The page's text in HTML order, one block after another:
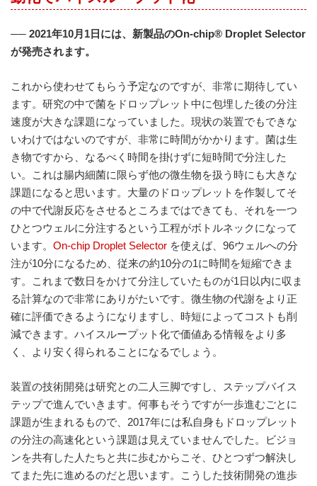
── 2021年10月 1 日には、新製品のOn-chip® Droplet Selector
が発売されます。
これから使わせてもらう予定なのですが、非常に期待してい
ます。研究の中で菌をドロップレット中に包埋した後の分注
速度が大きな課題になっていました。現状の装置でもできな
いわけではないのですが、非常に時間がかかります。菌は生
き物ですから、なるべく時間を掛けずに短時間で分注した
い。これは腸内細菌に限らず他の微生物を扱う時にも大きな
課題になると思います。大量のドロップレットを作製してそ
の中で代謝反応をさせるところまではできても、それを一つ
ひとつウェルに分注するという工程がボトルネックになって
います。 On-chip Droplet Selector を使えば、96ウェルへの分
注が10分になるため、従来の約10分の1に時間を短縮できま
す。これまで数日をかけて分注していたものが1日以内に収ま
る計算なので非常にありがたいです。微生物の代謝をより正
確に評価できるようになりますし、時短によってコストも削
減できます。ハイスループット化で価値ある情報をより多
く、より安く得られることになるでしょう。
装置の技術開発は研究との二人三脚ですし、ステップバイス
テップで進んでいきます。何事もそうですが一歩進むごとに
課題が生まれるもので、2017年には私自身もドロップレット
の分注の高速化という課題は見えていませんでした。ビジョ
ンを共有した人たちと共に歩むからこそ、ひとつずつ解決し
てまた先に進めるのだと思います。こうした技術開発の進歩